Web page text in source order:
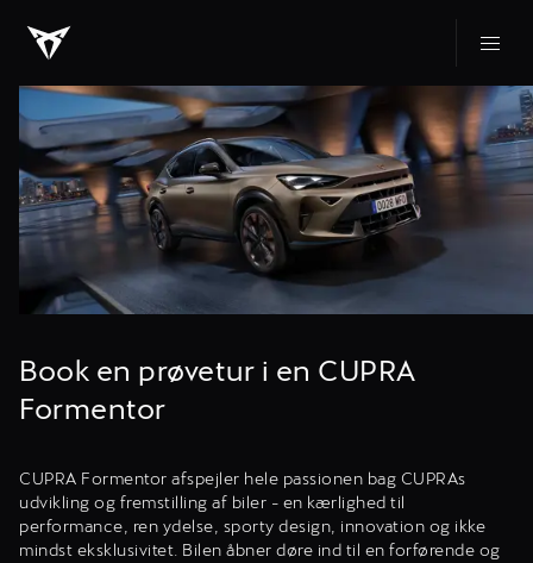
Book en prøvetur i en CUPRA
Formentor
CUPRA Formentor afspejler hele passionen bag CUPRAs
udvikling og fremstilling af biler - en kærlighed til
performance, ren ydelse, sporty design, innovation og ikke
mindst eksklusivitet. Bilen åbner døre ind til en forførende og